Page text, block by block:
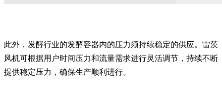
此外，发酵行业的发酵容器内的压力须持续稳定的供应。雷茨
风机可根据用户时间压力和流量需求进行灵活调节，持续不断
提供稳定压力，确保生产顺利进行。